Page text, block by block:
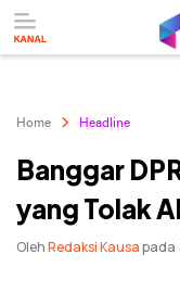
Home Headline
Banggar
yang Tolak
OlehRedaksi Kausapada